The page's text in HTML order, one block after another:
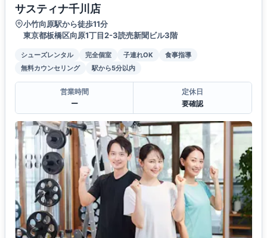
サスティナ千川店
小竹向原駅から徒歩11分
東京都板橋区向原1丁目2-3読売新聞ビル3階
シューズレンタル 完全個室 子連れOK
食事指導
無料カウンセリング
駅から5分以内
営業時間
ー
定休日
要確認